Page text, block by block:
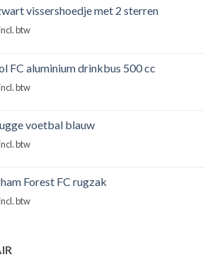
vissershoedje met 2 sterren
btw
FC aluminium drinkbus 500 cc
btw
voetbal blauw
btw
Forest FC rugzak
btw